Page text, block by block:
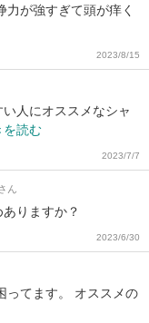
が強すぎて頭が痒く
2023/8/15
人にオススメなシャ
を読む
2023/7/7
ん
りますか？
2023/6/30
ってます。 オススメの